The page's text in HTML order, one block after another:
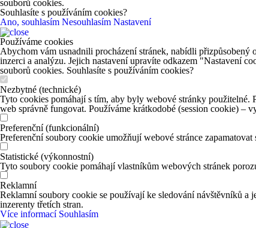
souborů cookies.
Souhlasíte s používáním cookies?
Ano, souhlasím Nesouhlasím Nastavení
Používáme cookies
Abychom vám usnadnili procházení stránek, nabídli přizpůsobený
inzerci a analýzu. Jejich nastavení upravíte odkazem "Nastavení
souborů cookies. Souhlasíte s používáním cookies?
Nezbytné (technické)
Tyto cookies pomáhají s tím, aby byly webové stránky použitelné.
web správně fungovat. Používáme krátkodobé (session cookie) –
Preferenční (funkcionální)
Preferenční soubory cookie umožňují webové stránce
Statistické (výkonnostní)
Tyto soubory cookie pomáhají vlastníkům webových stránek
Reklamní
Reklamní soubory cookie se používají ke sledování návštěvníků a
inzerenty třetích stran.
Více informací Souhlasím